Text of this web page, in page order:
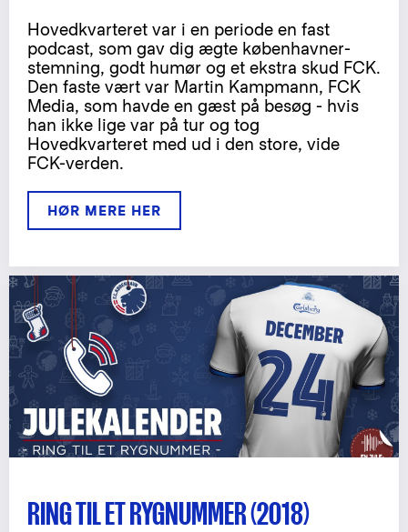
Hovedkvarteret var i en periode en fast
podcast, som gav dig ægte københavner-
stemning, godt humør og et ekstra skud FCK.
Den faste vært var Martin Kampmann, FCK
Media, som havde en gæst på besøg - hvis
han ikke lige var på tur og tog
Hovedkvarteret med ud i den store, vide
FCK-verden.
HØR MERE HER
RING TIL ET RYGNUMMER (2018)